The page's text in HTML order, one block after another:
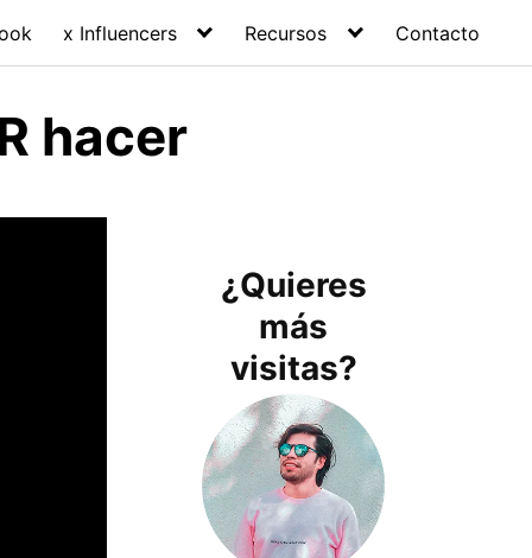
x Influencers Recursos Contacto
hacer
¿Quieres
más
visitas?